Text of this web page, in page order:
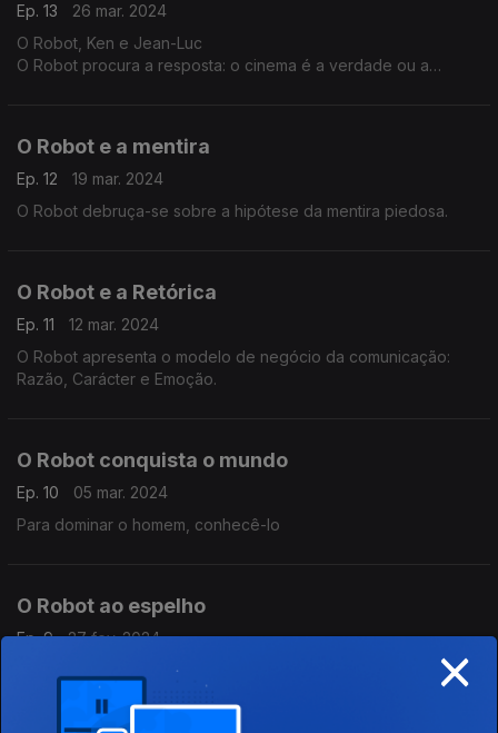
Ep. 13
26 mar. 2024
O Robot, Ken e Jean-Luc
O Robot procura a resposta: o cinema é a verdade ou a
O Robot e a mentira
Ep. 12
19 mar. 2024
O Robot debruça-se sobre a hipótese da mentira piedosa.
O Robot e a Retórica
Ep. 11
12 mar. 2024
O Robot apresenta o modelo de negócio da comunicação:
Razão, Carácter e Emoção.
O Robot conquista o mundo
Ep. 10
05 mar. 2024
Para dominar o homem, conhecê-lo
O Robot ao espelho
Ep. 9
27 fev. 2024
O Robot ao espelho Vaidade de vaidades! Tudo é vaidade×